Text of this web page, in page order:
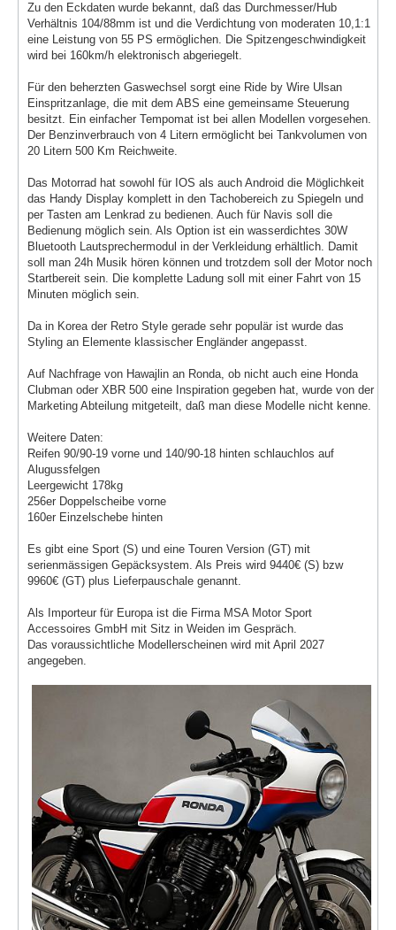
Zu den Eckdaten wurde bekannt, daß das Durchmesser/Hub
Verhältnis 104/88mm ist und die Verdichtung von moderaten 10,1:1
eine Leistung von 55 PS ermöglichen. Die Spitzengeschwindigkeit
wird bei 160km/h elektronisch abgeriegelt.
Für den beherzten Gaswechsel sorgt eine Ride by Wire Ulsan
Einspritzanlage, die mit dem ABS eine gemeinsame Steuerung
besitzt. Ein einfacher Tempomat ist bei allen Modellen vorgesehen.
Der Benzinverbrauch von 4 Litern ermöglicht bei Tankvolumen von
20 Litern 500 Km Reichweite.
Das Motorrad hat sowohl für IOS als auch Android die Möglichkeit
das Handy Display komplett in den Tachobereich zu Spiegeln und
per Tasten am Lenkrad zu bedienen. Auch für Navis soll die
Bedienung möglich sein. Als Option ist ein wasserdichtes 30W
Bluetooth Lautsprechermodul in der Verkleidung erhältlich. Damit
soll man 24h Musik hören können und trotzdem soll der Motor noch
Startbereit sein. Die komplette Ladung soll mit einer Fahrt von 15
Minuten möglich sein.
Da in Korea der Retro Style gerade sehr populär ist wurde das
Styling an Elemente klassischer Engländer angepasst.
Auf Nachfrage von Hawajlin an Ronda, ob nicht auch eine Honda
Clubman oder XBR 500 eine Inspiration gegeben hat, wurde von der
Marketing Abteilung mitgeteilt, daß man diese Modelle nicht kenne.
Weitere Daten:
Reifen 90/90-19 vorne und 140/90-18 hinten schlauchlos auf
Alugussfelgen
Leergewicht 178kg
256er Doppelscheibe vorne
160er Einzelschebe hinten
Es gibt eine Sport (S) und eine Touren Version (GT) mit
serienmässigen Gepäcksystem. Als Preis wird 9440€ (S) bzw
9960€ (GT) plus Lieferpauschale genannt.
Als Importeur für Europa ist die Firma MSA Motor Sport
Accessoires GmbH mit Sitz in Weiden im Gespräch.
Das voraussichtliche Modellerscheinen wird mit April 2027
angegeben.